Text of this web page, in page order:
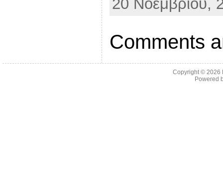
r
20 Νοεμβρίου,
Comments
Copyright © 2026
Powered